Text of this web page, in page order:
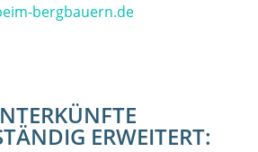
bergbauern.de
ERWEITERT: